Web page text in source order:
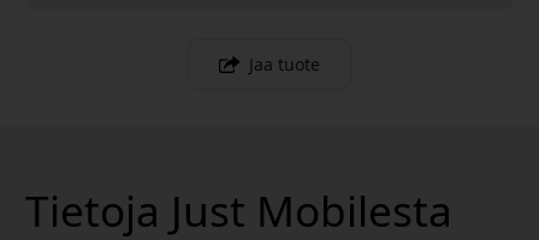
Jaa tuote
Tietoja Just Mobilesta